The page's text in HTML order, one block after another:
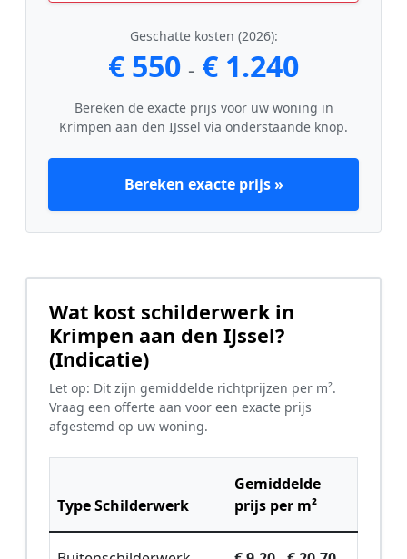
Geschatte kosten (2026):
€ 550 - € 1.240
Bereken de exacte prijs voor uw woning in
Krimpen aan den IJssel via onderstaande knop.
Bereken exacte prijs »
Wat kost schilderwerk in
Krimpen aan den IJssel?
(Indicatie)
Let op: Dit zijn gemiddelde richtprijzen per m².
Vraag een offerte aan voor een exacte prijs
afgestemd op uw woning.
Type Schilderwerk
Gemiddelde
prijs per m²